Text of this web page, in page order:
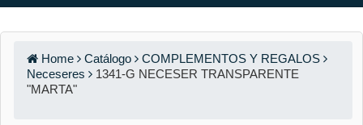
Home Catálogo
COMPLEMENTOS Y REGALOS
Neceseres
1341-G NECESER TRANSPARENTE
"MARTA"